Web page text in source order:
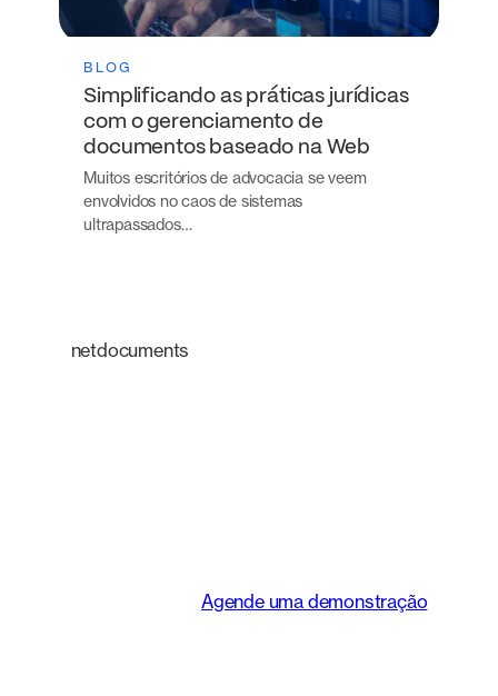
BLOG
Simplificando as práticas jurídicas
com o gerenciamento de
documentos baseado na Web
Muitos escritórios de advocacia se veem
envolvidos no caos de sistemas
ultrapassados…
netdocuments
Agende uma demonstração